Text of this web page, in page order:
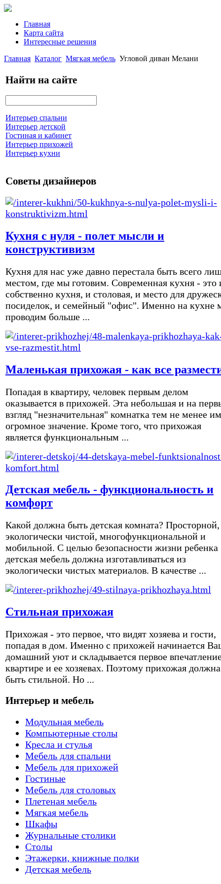
Главная
Карта сайта
Интересные решения
Главная Каталог Мягкая мебель Угловой диван Мелани
Найти на сайте
Интерьер спальни
Интерьер детской
Гостиная и кабинет
Интерьер прихожей
Интерьер кухни
Советы дизайнеров
Кухня с нуля - полет мысли и
конструктивизм
Кухня для нас уже давно перестала быть всего
местом, где мы готовим. Современная кухня - это
собственно кухня, и столовая, и место для
посиделок, и семейный "офис". Именно на кухне
проводим больше ...
Маленькая прихожая - как все
Попадая в квартиру, человек первым делом
оказывается в прихожей. Эта небольшая и на
взгляд "незначительная" комнатка тем не менее
огромное значение. Кроме того, что прихожая
является функциональным ...
Детская мебель - функциональность и
комфорт
Какой должна быть детская комната? Просторной,
экологически чистой, многофункциональной и
мобильной. С целью безопасности жизни ребенка
детская мебель должна изготавливаться из
экологически чистых материалов. В качестве ...
Стильная прихожая
Прихожая - это первое, что видят хозяева и гости,
попадая в дом. Именно с прихожей начинается
домашний уют и складывается первое
квартире и ее хозяевах. Поэтому прихожая должна
быть стильной. Но ...
Интерьер и мебель
Модульная мебель
Компьютерные столы
Кресла и стулья
Мебель для спальни
Мебель для прихожей
Гостиные
Мебель для столовых
Плетеная мебель
Мягкая мебель
Шкафы
Журнальные столики
Столы
Этажерки, книжные полки
Детская мебель